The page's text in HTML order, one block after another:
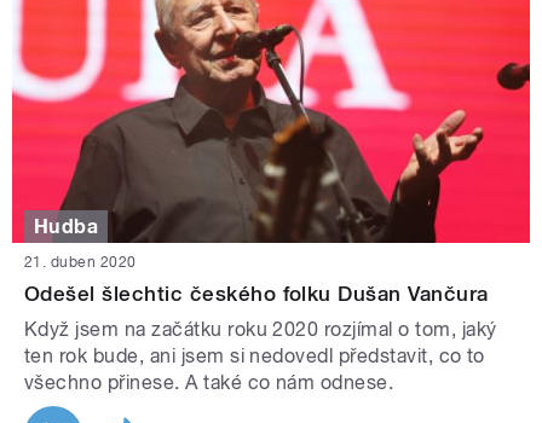
Hudba
21. duben 2020
Odešel šlechtic českého folku Dušan Vančura
Když jsem na začátku roku 2020 rozjímal o tom, jaký
ten rok bude, ani jsem si nedovedl představit, co to
všechno přinese. A také co nám odnese.